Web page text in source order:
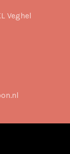
Veghel